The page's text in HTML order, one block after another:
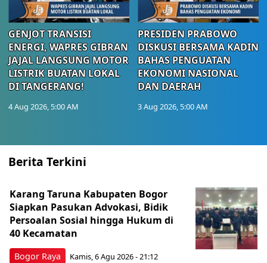
GENJOT TRANSISI
ENERGI, WAPRES GIBRAN
JAJAL LANGSUNG MOTOR
LISTRIK BUATAN LOKAL
DI TANGERANG!
4 Aug 2026, 5:00 AM
PRESIDEN PRABOWO
DISKUSI BERSAMA KADIN
BAHAS PENGUATAN
EKONOMI NASIONAL
DAN DAERAH
3 Aug 2026, 5:00 AM
Berita Terkini
Bogor Raya
Karang Taruna Kabupaten Bogor
Siapkan Pasukan Advokasi, Bidik
Persoalan Sosial hingga Hukum di
40 Kecamatan
Kamis, 6 Agu 2026 - 21:12